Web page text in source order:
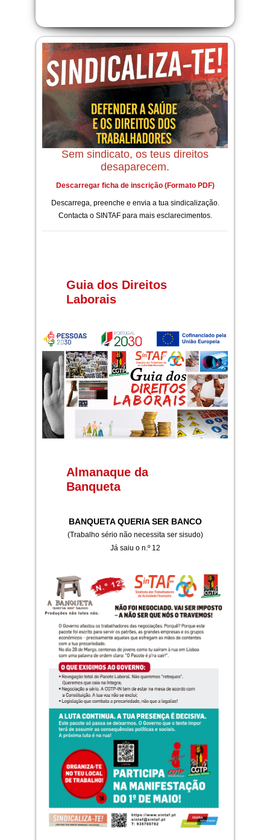
Sem sindicato, os teus direitos
desaparecem.
Descarregar ficha de inscrição (Formato PDF)
Descarrega, preenche e envia a tua sindicalização.
Contacta o SINTAF para mais esclarecimentos.
Guia dos Direitos
Laborais
Almanaque da
Banqueta
BANQUETA QUERIA SER BANCO
(Trabalho sério não necessita ser sisudo)
Já saiu o n.º 12